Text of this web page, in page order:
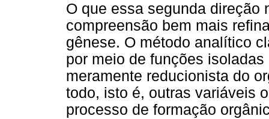
O que essa segunda direção
compreensão bem mais
gênese. O método analítico
por meio de funções
meramente reducionista do
todo, isto é, outras variáveis
processo de formação